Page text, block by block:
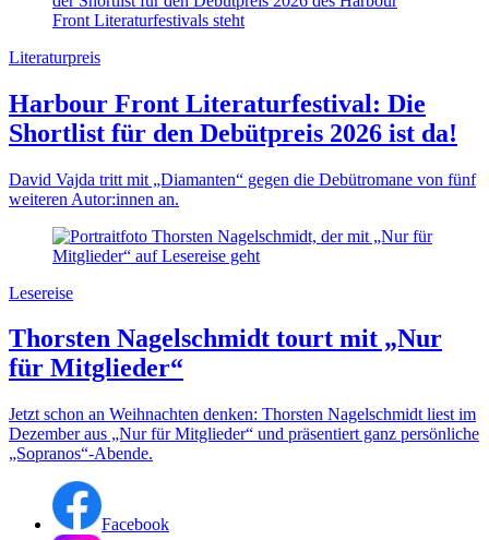
Literaturpreis
Harbour Front Literaturfestival: Die
Shortlist für den Debütpreis 2026 ist da!
David Vajda tritt mit „Diamanten“ gegen die Debütromane von fünf
weiteren Autor:innen an.
Lesereise
Thorsten Nagelschmidt tourt mit „Nur
für Mitglieder“
Jetzt schon an Weihnachten denken: Thorsten Nagelschmidt liest im
Dezember aus „Nur für Mitglieder“ und präsentiert ganz persönliche
„Sopranos“-Abende.
Facebook